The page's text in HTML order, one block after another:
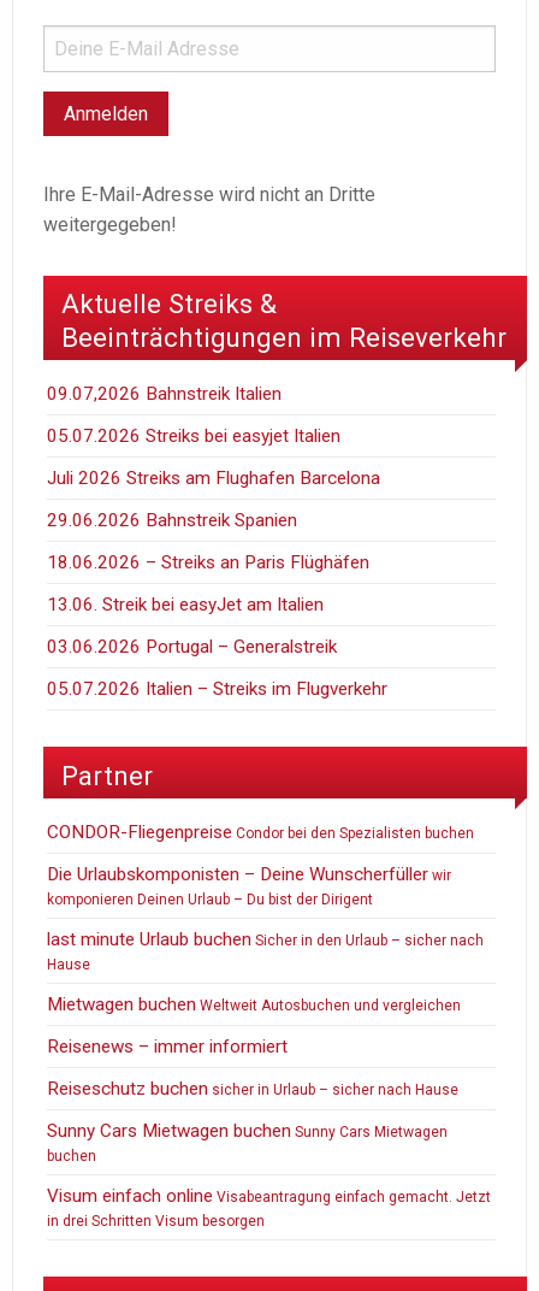
Ihre E-Mail-Adresse wird nicht an Dritte
weitergegeben!
Aktuelle Streiks &
Beeinträchtigungen im Reiseverkehr
09.07,2026 Bahnstreik Italien
05.07.2026 Streiks bei easyjet Italien
Juli 2026 Streiks am Flughafen Barcelona
29.06.2026 Bahnstreik Spanien
18.06.2026 – Streiks an Paris Flüghäfen
13.06. Streik bei easyJet am Italien
03.06.2026 Portugal – Generalstreik
05.07.2026 Italien – Streiks im Flugverkehr
Partner
CONDOR-Fliegenpreise Condor bei den Spezialisten buchen
Die Urlaubskomponisten – Deine Wunscherfüller wir
komponieren Deinen Urlaub – Du bist der Dirigent
last minute Urlaub buchen Sicher in den Urlaub – sicher nach
Hause
Mietwagen buchen Weltweit Autosbuchen und vergleichen
Reisenews – immer informiert
Reiseschutz buchen sicher in Urlaub – sicher nach Hause
Sunny Cars Mietwagen buchen Sunny Cars Mietwagen
buchen
Visum einfach online Visabeantragung einfach gemacht. Jetzt
in drei Schritten Visum besorgen